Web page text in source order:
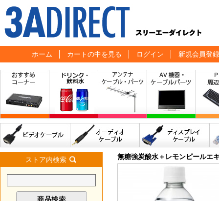
ホーム カートの中を見る ログイン 新規会員登録
ストア内検索 無糖強炭酸水＋レモンピール